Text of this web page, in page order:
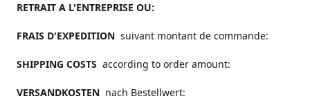
RETRAIT A L'ENTREPRISE OU:
FRAIS D'EXPEDITION suivant montant de commande:
SHIPPING COSTS according to order amount:
VERSANDKOSTEN nach Bestellwert: